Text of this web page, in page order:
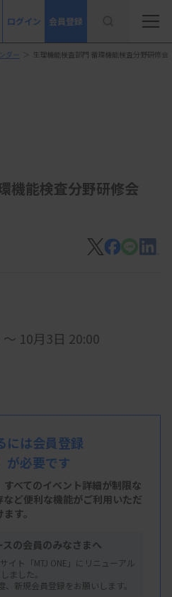
ログイン 会員登録
ダー ＞ 生理機能検査部門 循環機能検査分野研修会
機能検査分野研修会
10月3日 20:00
には会員登録
が必要です
べてのイベント詳細が制限な
など便利な機能がご利用いただ
ます。
の会員のみなさまへ
イト「MTJ ONE」にリニューアル
ました。
新規会員登録をお願いします。